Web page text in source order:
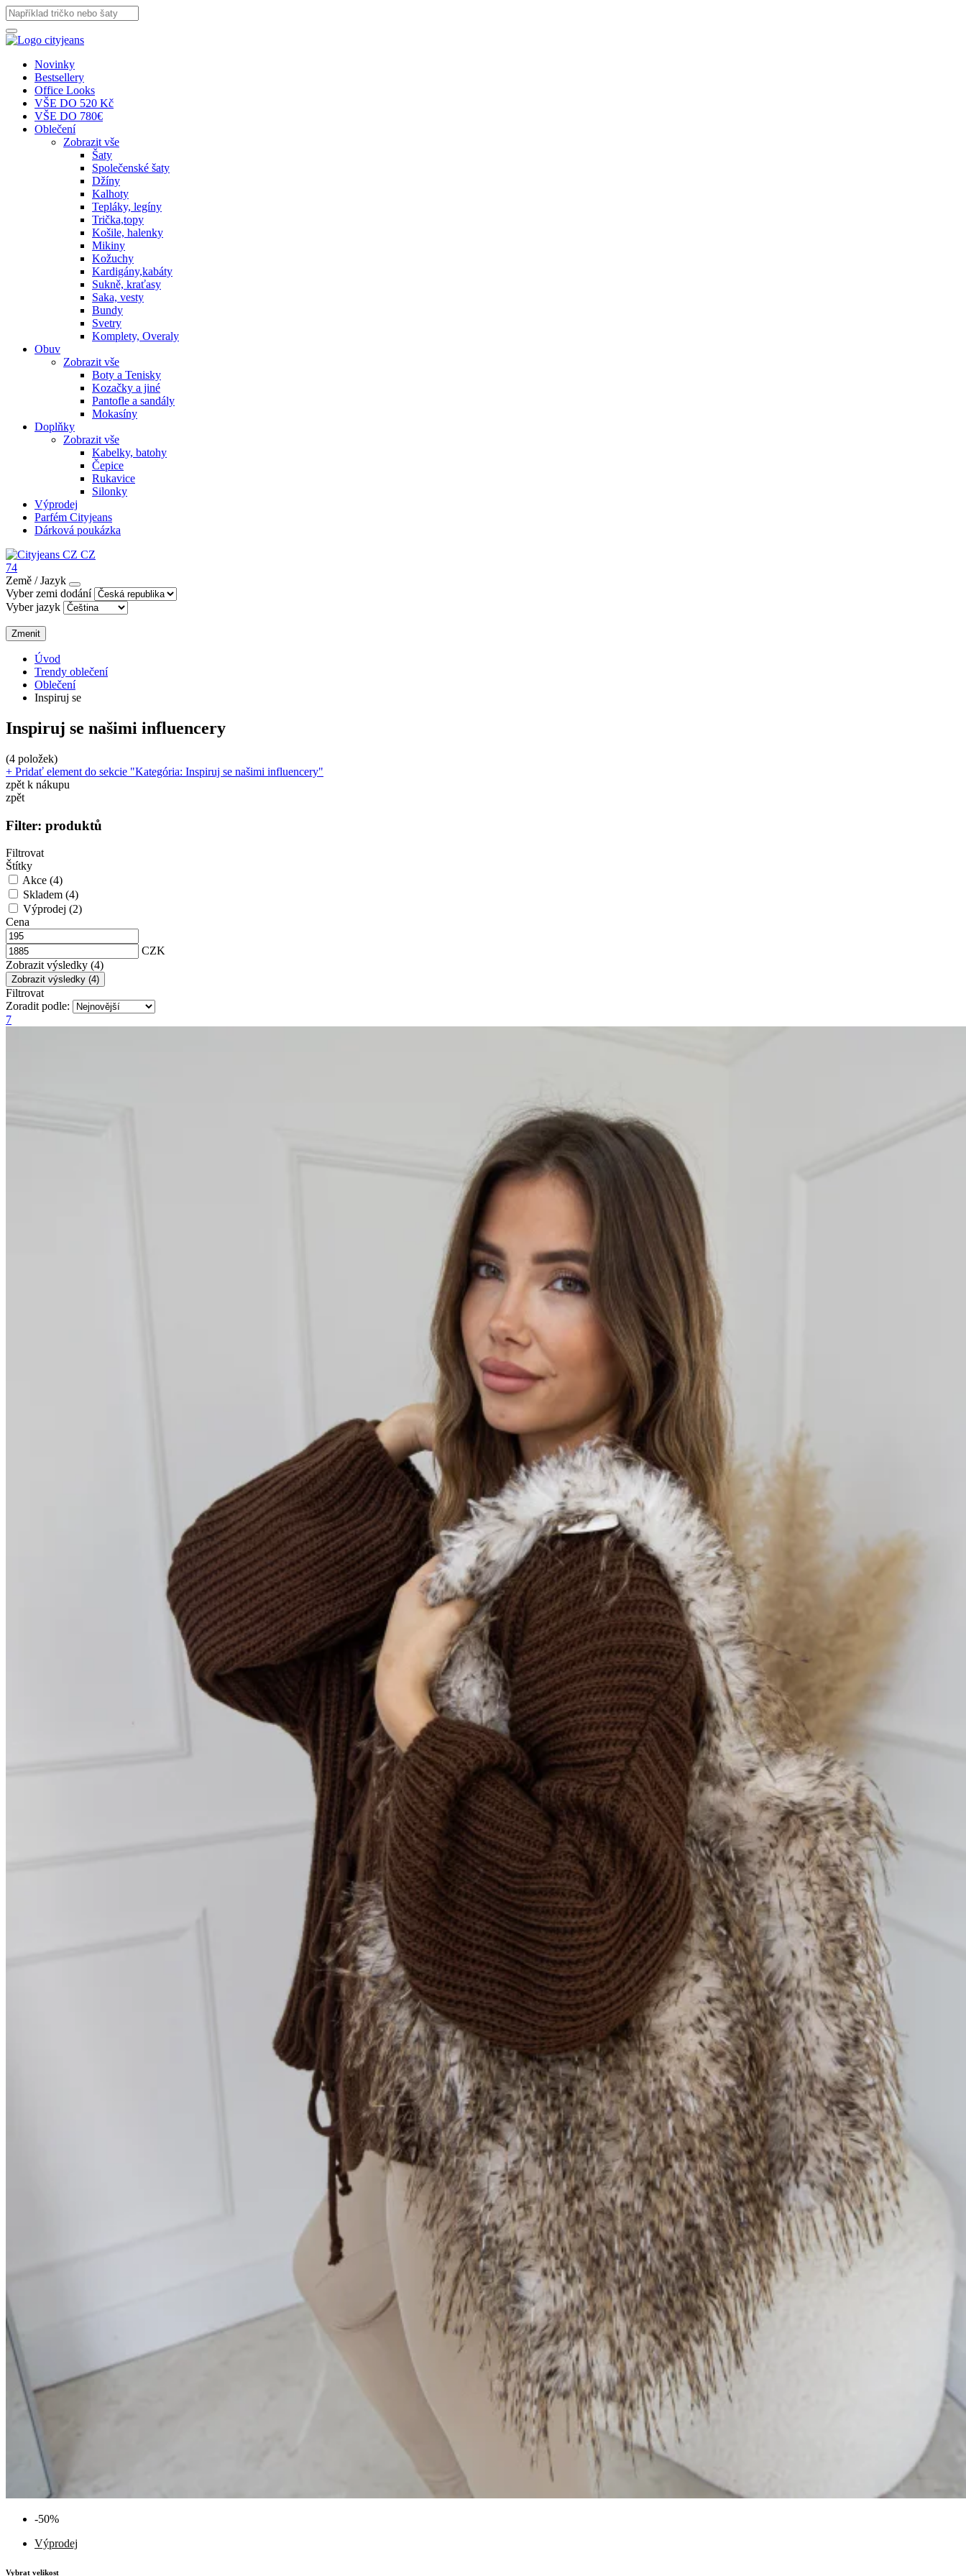
Novinky
Bestsellery
Office Looks
VŠE DO 520 Kč
VŠE DO 780€
Oblečení
Zobrazit vše
Šaty
Společenské šaty
Džíny
Kalhoty
Tepláky, legíny
Trička,topy
Košile, halenky
Mikiny
Kožuchy
Kardigány,kabáty
Sukně, kraťasy
Saka, vesty
Bundy
Svetry
Komplety, Overaly
Obuv
Zobrazit vše
Boty a Tenisky
Kozačky a jiné
Pantofle a sandály
Mokasíny
Doplňky
Zobrazit vše
Kabelky, batohy
Čepice
Rukavice
Silonky
Výprodej
Parfém Cityjeans
Dárková poukázka
CZ
74
Země / Jazyk
Vyber zemi dodání
Vyber jazyk
Zmenit
Úvod
Trendy oblečení
Oblečení
Inspiruj se
Inspiruj se našimi influencery
(4 položek)
+ Pridať element do sekcie "Kategória: Inspiruj se našimi influencery"
zpět k nákupu
zpět
Filter: produktů
Filtrovat
Štítky
Akce (4)
Skladem (4)
Výprodej (2)
Cena
CZK
Zobrazit výsledky (4)
Filtrovat
Zoradit podle:
7
-50%
Výprodej
Vybrat velikost